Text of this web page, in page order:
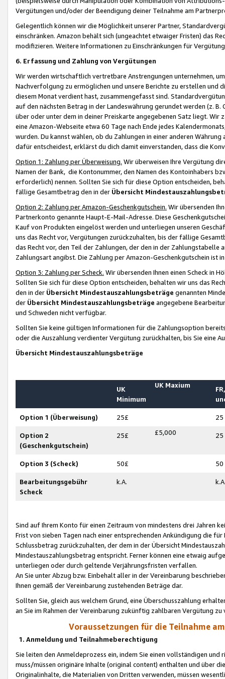
Vergütungen und/oder der Beendigung deiner Teilnahme am
Gelegentlich können wir die Möglichkeit unserer Partner,
einschränken. Amazon behält sich (ungeachtet etwaiger Fristen) das
modifizieren. Weitere Informationen zu Einschränkungen für
6. Erfassung und Zahlung von Vergütungen
Wir werden wirtschaftlich vertretbare Anstrengungen unternehmen,
Nachverfolgung zu ermöglichen und unsere Berichte zu erstellen und
diesem Monat verdient hast, zusammengefasst sind.
auf den nächsten Betrag in der Landeswährung gerundet werden (z.
über oder unter dem in deiner Preiskarte angegebenen Satz liegt.
eine Amazon-Webseite etwa 60 Tage nach Ende jedes
wurden. Du kannst wählen, ob du Zahlungen in einer anderen
dafür entscheidest, erklärst du dich damit einverstanden, dass die
Option 1: Zahlung per Überweisung. Wir überweisen Ihre Vergütung
Namen der Bank, die Kontonummer, den Namen des Kontoinhabers
erforderlich) nennen. Sollten Sie sich für diese Option entscheiden,
fällige Gesamtbetrag den in der Übersicht
Option 2: Zahlung per Amazon-Geschenkgutschein. Wir übersenden
Partnerkonto genannte Haupt-E-Mail-Adresse. Diese
Kauf von Produkten eingelöst werden und unterliegen unseren
uns das Recht vor, Vergütungen zurückzuhalten, bis der fällige
das Recht vor, den Teil der Zahlungen, der den in der
Zahlungsart angibst. Die Zahlung per Amazon-Geschenkgutschein ist
Option 3: Zahlung per Scheck. Wir übersenden Ihnen einen Scheck in
Sollten Sie sich für diese Option entscheiden, behalten wir uns das
den in der Übersicht Mindestauszahlungsbeträge genannten
der Übersicht Mindestauszahlungsbeträge angegebene
und Schweden nicht verfügbar.
Sollten Sie keine gültigen Informationen für die Zahlungsoption
oder die Auszahlung verdienter Vergütung zurückhalten, bis Sie
Übersicht Mindestauszahlungsbeträge
UK
Minimum
UK Maxium
Option 1 (Überweisung) 25£ 25
Option 2
(Geschenkgutschein)
25£ £5,000 25
Option 3 (Scheck) 50£ 50
Bearbeitungsgebühr
Scheck
k.A.
Sind auf Ihrem Konto für einen Zeitraum von mindestens drei Jahren
Frist von sieben Tagen nach einer entsprechenden Ankündigung die
Schlussbetrag zurückzuhalten, der dem in der Übersicht
Mindestauszahlungsbetrag entspricht. Ferner können eine etwaig
unterliegen oder durch geltende Verjährungsfristen verfallen.
An Sie unter Abzug bzw. Einbehalt aller in der Vereinbarung
Ihnen gemäß der Vereinbarung zustehenden Beträge dar.
Sollten Sie, gleich aus welchem Grund, eine Überschusszahlung
an Sie im Rahmen der Vereinbarung zukünftig zahlbaren Vergütung zu
Voraussetzungen für die Teilnahme
1. Anmeldung und Teilnahmeberechtigung
Sie leiten den Anmeldeprozess ein, indem Sie einen vollständigen
muss/müssen originäre Inhalte (original content) enthalten und über
Originalinhalte, die Materialien von Dritten verwenden, müssen